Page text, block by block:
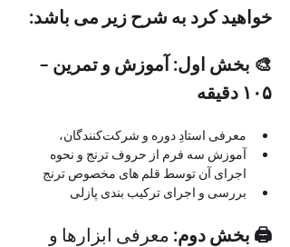
خواهید کرد به شرح زیر می باشد:
🎨 بخش اول: آموزش و تمرین –
۱۰۵ دقیقه
معرفی استادِ دوره و شرکت‌کنندگان،
آموزش سه فرم از حروف ترنج و نحوه
اجرای آن توسط قلم های مخصوص ترنج
بررسی و اجرای ترکیب بندی پازلی
🖨 بخش دوم: معرفی ابزارها و